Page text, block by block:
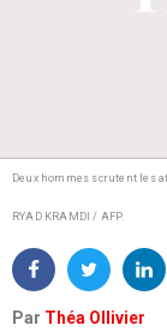
Deux hommes scrutent les
RYAD KRAMDI / AFP.
Par Théa Ollivier